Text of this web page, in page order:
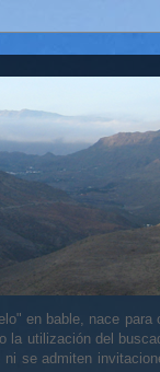
en bable, nace
utilización del
se admiten